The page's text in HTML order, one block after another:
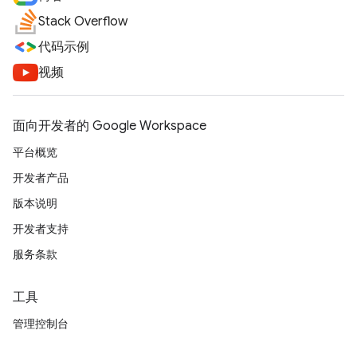
Stack Overflow
代码示例
视频
面向开发者的 Google Workspace
平台概览
开发者产品
版本说明
开发者支持
服务条款
工具
管理控制台